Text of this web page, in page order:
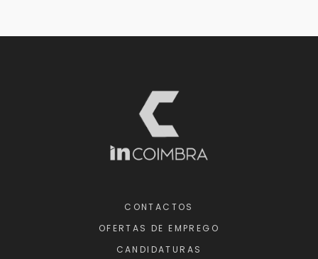
CONTACTOS
OFERTAS DE EMPREGO
CANDIDATURAS